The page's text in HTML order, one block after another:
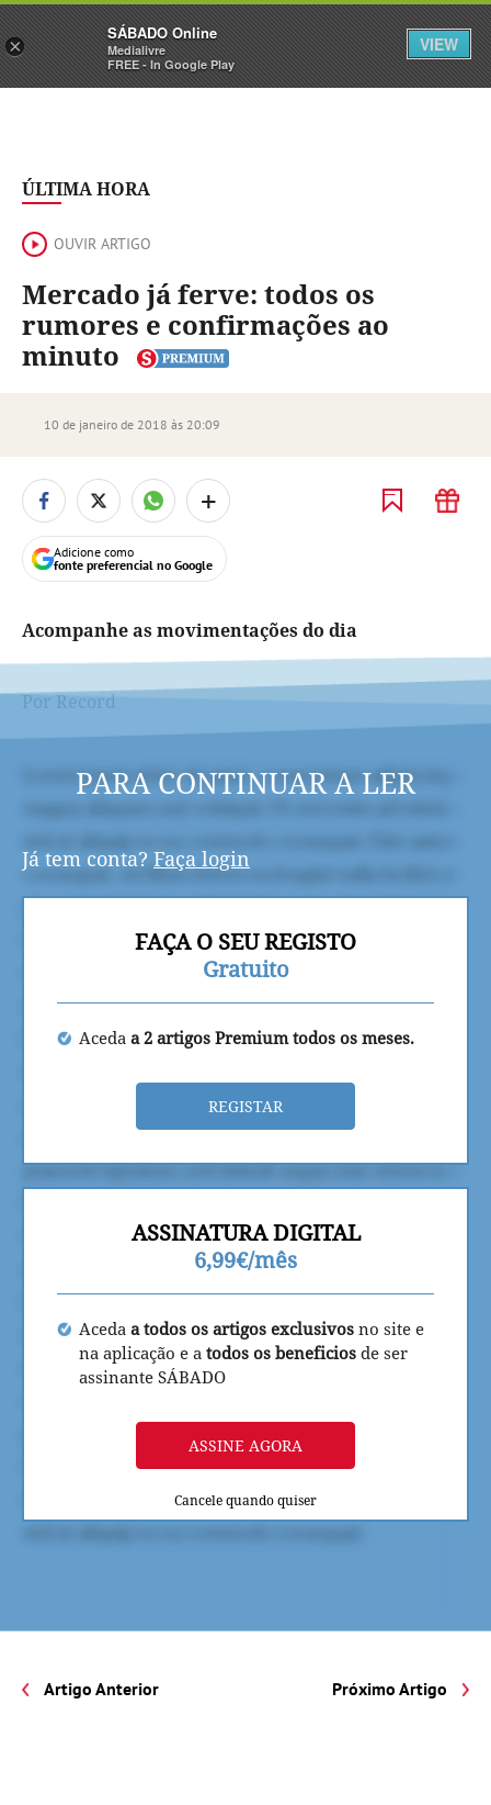
Sábado Assine Iniciar Sessão
ÚLTIMA HORA
OUVIR ARTIGO
Mercado já ferve: todos os
rumores e confirmações ao
minuto
10 de janeiro de 2018 às 20:09
+
Adicione como
fonte preferencial no Google
Acompanhe as movimentações do dia
Por Record
PARA CONTINUAR A LER
Já tem conta? Faça login
FAÇA O SEU REGISTO
Gratuito
Aceda a 2 artigos Premium todos os meses.
REGISTAR
ASSINATURA DIGITAL
6,99€/mês
Aceda a todos os artigos exclusivos no site e
na aplicação e a todos os beneficios de ser
assinante SÁBADO
ASSINE AGORA
Cancele quando quiser
Artigo Anterior Próximo Artigo
×
SÁBADO Online
Medialivre
FREE - In Google Play
VIEW